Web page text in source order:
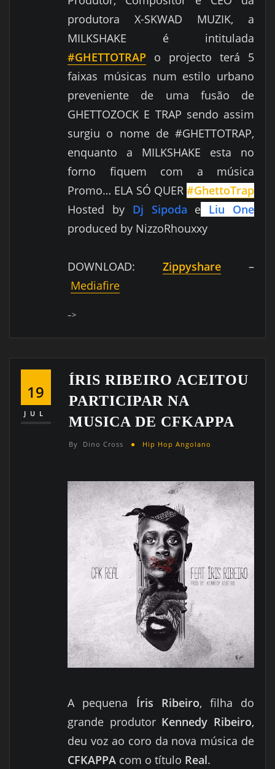
produtora X-SKWAD MUZIK, a
MILKSHAKE é intitulada
#‎GHETTOTRAP o projecto terá 5
faixas músicas num estilo urbano
preveniente de uma fusão de
GHETTOZOCK E TRAP sendo assim
surgiu o nome de #GHETTOTRAP,
enquanto a MILKSHAKE esta no
forno fiquem com a música
Promo… ELA SÓ QUER‪#GhettoTrap
Hosted by Dj Sipoda e Liu One
produced by NizzoRhouxxy
DOWNLOAD:Zippyshare –
Mediafire
–>
19
JUL
ÍRIS RIBEIRO ACEITOU
PARTICIPAR NA
MUSICA DE CFKAPPA
By Dino Cross Hip Hop Angolano
A pequena Íris Ribeiro, filha do
grande produtor Kennedy Ribeiro,
deu voz ao coro da nova música de
CFKAPPA com o título Real.